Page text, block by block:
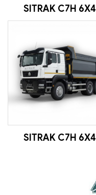
SITRAK C7H 6Х4
SITRAK C7H 6X4